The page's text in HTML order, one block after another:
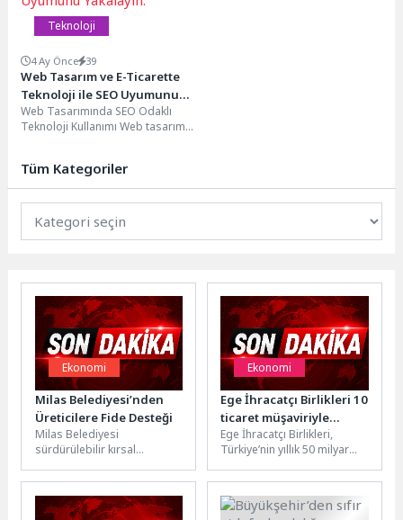
Teknoloji
4 Ay Önce 39
Web Tasarım ve E-Ticarette
Teknoloji ile SEO Uyumunu
Yakalayın.
Web Tasarımında SEO Odaklı
Teknoloji Kullanımı Web tasarımı,
Tüm Kategoriler
Ekonomi
Milas Belediyesi’nden
Üreticilere Fide Desteği
Milas Belediyesi
sürdürülebilir kırsal
üretmeye ve üreticilerin
yanında olmaya devam
ediyor....
Ekonomi
Ege İhracatçı Birlikleri 10
ticaret müşaviriyle
ihracatçıları bir araya
getiriyor
Ege İhracatçı Birlikleri,
Türkiye’nin yıllık 50 milyar
ülkede 4 yıl ticaret...